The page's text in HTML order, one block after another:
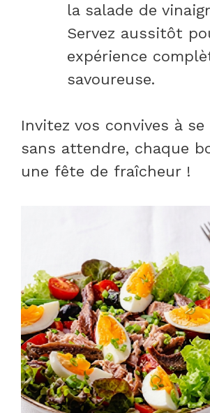
la salade de
Servez aussitôt
expérience
savoureuse.
Invitez vos convives à se
sans attendre, chaque
une fête de fraîcheur !